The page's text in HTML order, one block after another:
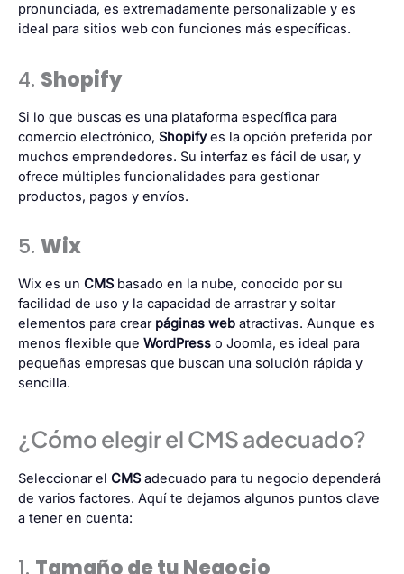
pronunciada, es extremadamente personalizable y es
ideal para sitios web con funciones más específicas.
4. Shopify
Si lo que buscas es una plataforma específica para
comercio electrónico, Shopifyes la opción preferida por
muchos emprendedores. Su interfaz es fácil de usar, y
ofrece múltiples funcionalidades para gestionar
productos, pagos y envíos.
5. Wix
Wix es un CMS basado en la nube, conocido por su
facilidad de uso y la capacidad de arrastrar y soltar
elementos para crear páginas web atractivas. Aunque es
menos flexible que WordPress o Joomla, es ideal para
pequeñas empresas que buscan una solución rápida y
sencilla.
¿Cómo elegir el CMS adecuado?
Seleccionar el CMS adecuado para tu negocio dependerá
de varios factores. Aquí te dejamos algunos puntos clave
a tener en cuenta: